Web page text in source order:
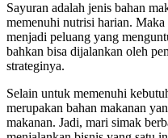
Sayuran adalah jenis bahan
memenuhi nutrisi harian.
menjadi peluang yang
bahkan bisa dijalankan oleh
strateginya.
Selain untuk memenuhi
merupakan bahan makanan
makanan. Jadi, mari simak